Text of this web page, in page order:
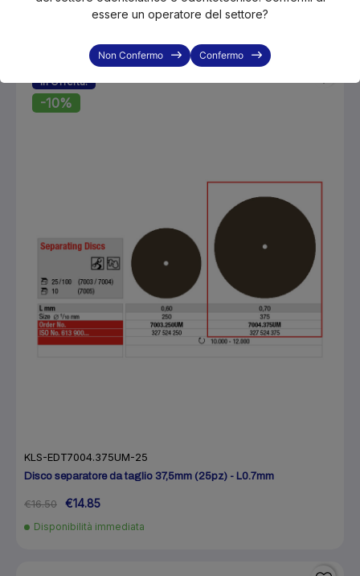
€12.60
In Offerta!
-10%
KLS-EDT7004.375UM-25
Disco separatore da taglio 37,5mm (25pz) - L0.7mm
€16.50 €14.85
Disponibilità immediata
essere un operatore del settore?
Non Confermo Confermo